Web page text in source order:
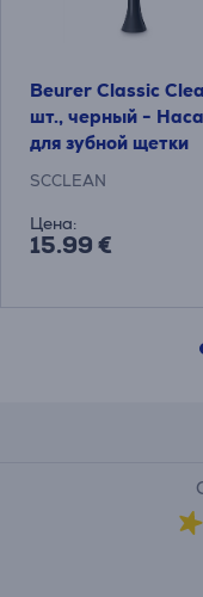
Beurer Classic
шт., черный -
для зубной щетки
SCCLEAN
Цена:
15.99 €